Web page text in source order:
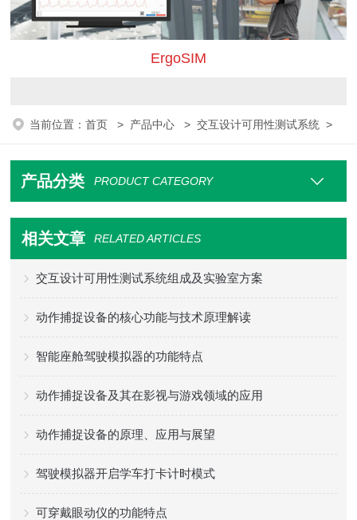
ErgoSIM
当前位置：首页 > 产品中心 >交互设计可用性测试系统 >
产品分类 PRODUCT CATEGORY
相关文章 RELATED ARTICLES
交互设计可用性测试系统组成及实验室方案
动作捕捉设备的核心功能与技术原理解读
智能座舱驾驶模拟器的功能特点
动作捕捉设备及其在影视与游戏领域的应用
动作捕捉设备的原理、应用与展望
驾驶模拟器开启学车打卡计时模式
可穿戴眼动仪的功能特点